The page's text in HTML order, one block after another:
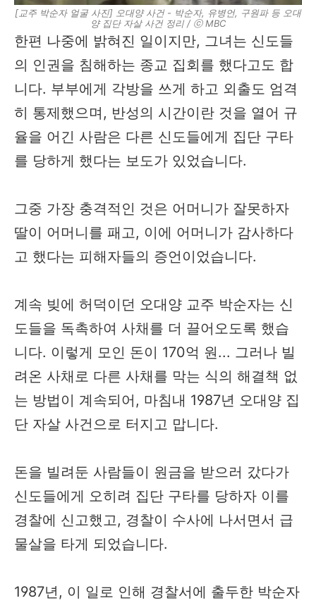
[교주 박순자 얼굴 사진] 오대양 사건 - 박순자, 유병언, 구원파 등 오대
양 집단 자살 사건 정리 / ⓒ MBC
한편 나중에 밝혀진 일이지만, 그녀는 신도들
의 인권을 침해하는 종교 집회를 했다고도 합
니다. 부부에게 각방을 쓰게 하고 외출도 엄격
히 통제했으며, 반성의 시간이란 것을 열어 규
율을 어긴 사람은 다른 신도들에게 집단 구타
를 당하게 했다는 보도가 있었습니다.
​그중 가장 충격적인 것은 어머니가 잘못하자
딸이 어머니를 패고, 이에 어머니가 감사하다
고 했다는 피해자들의 증언이었습니다.
계속 빚에 허덕이던 오대양 교주 박순자는 신
도들을 독촉하여 사채를 더 끌어오도록 했습
니다. 이렇게 모인 돈이 170억 원... 그러나 빌
려온 사채로 다른 사채를 막는 식의 해결책 없
는 방법이 계속되어, 마침내 1987년 오대양 집
단 자살 사건으로 터지고 맙니다.
돈을 빌려둔 사람들이 원금을 받으러 갔다가
신도들에게 오히려 집단 구타를 당하자 이를
경찰에 신고했고, 경찰이 수사에 나서면서 급
물살을 타게 되었습니다.
1987년, 이 일로 인해 경찰서에 출두한 박순자